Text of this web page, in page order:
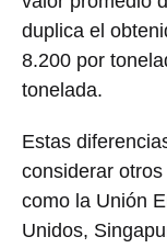
duplica el
8.200 por
tonelada.
Estas
considerar
como la Unión
Unidos,